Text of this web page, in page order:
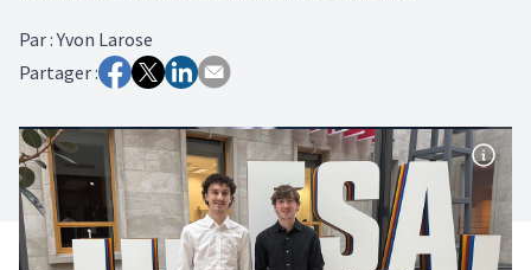
Par:Yvon Larose
Partager :